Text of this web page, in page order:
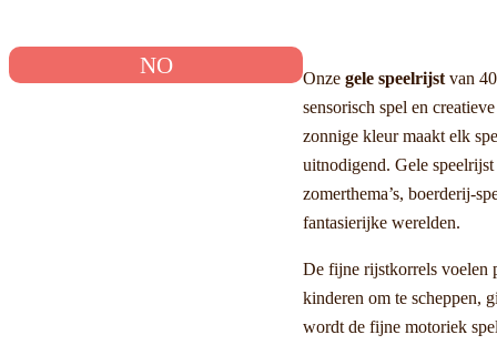
NO
Onzegele speelrijstvan
sensorisch spel en
zonnige kleur maakt elk
uitnodigend. Gele
zomerthema’s, boerderij-
fantasierijke werelden.
De fijne rijstkorrels voelen
kinderen om te scheppen,
wordt de fijne motoriek